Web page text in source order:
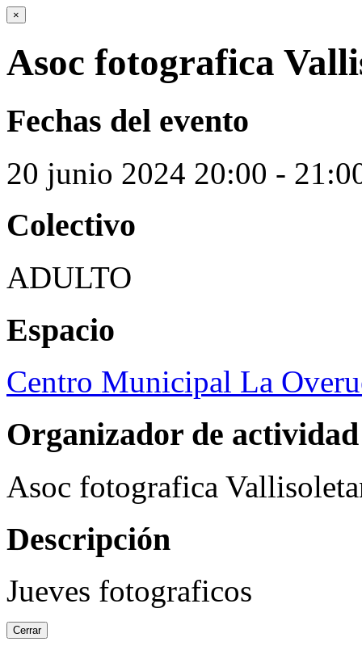
×
Asoc fotografica
Fechas del evento
20 junio 2024 20:00 -
Colectivo
ADULTO
Espacio
Centro Municipal La
Organizador de actividad
Asoc fotografica
Descripción
Jueves fotograficos
Cerrar